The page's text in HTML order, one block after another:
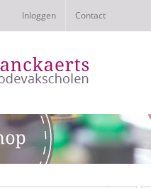
Inloggen Contact